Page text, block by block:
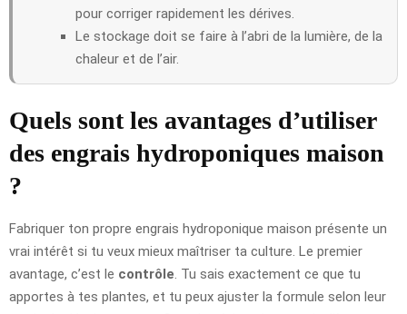
pour corriger rapidement les dérives.
Le stockage doit se faire à l’abri de la lumière, de la
chaleur et de l’air.
Quels sont les avantages d’utiliser
des engrais hydroponiques maison
?
Fabriquer ton propre engrais hydroponique maison présente un
vrai intérêt si tu veux mieux maîtriser ta culture. Le premier
avantage, c’est le contrôle . Tu sais exactement ce que tu
apportes à tes plantes, et tu peux ajuster la formule selon leur